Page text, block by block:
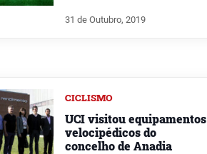
31 de Outubro, 2019
CICLISMO
UCI visitou equipamentos
velocipédicos do
concelho de Anadia